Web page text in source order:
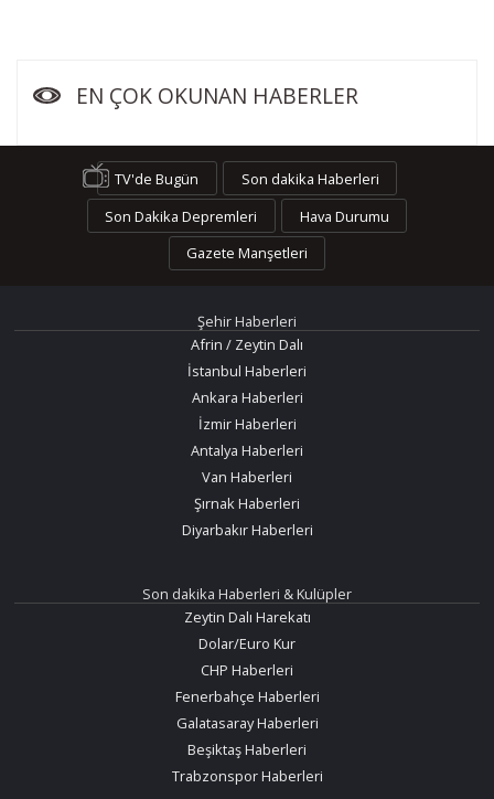
EN ÇOK OKUNAN HABERLER
TV'de Bugün
Son dakika Haberleri
Son Dakika Depremleri
Hava Durumu
Gazete Manşetleri
Şehir Haberleri
Afrin / Zeytin Dalı
İstanbul Haberleri
Ankara Haberleri
İzmir Haberleri
Antalya Haberleri
Van Haberleri
Şırnak Haberleri
Diyarbakır Haberleri
Son dakika Haberleri & Kulüpler
Zeytin Dalı Harekatı
Dolar/Euro Kur
CHP Haberleri
Fenerbahçe Haberleri
Galatasaray Haberleri
Beşiktaş Haberleri
Trabzonspor Haberleri